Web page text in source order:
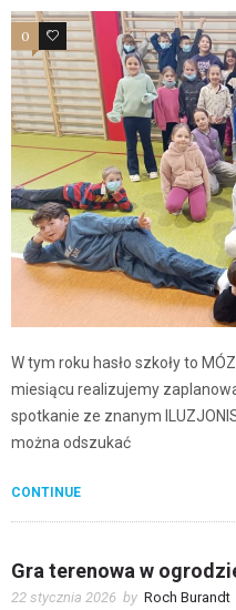
0 0
W tym roku hasło szkoły to
miesiącu realizujemy
spotkanie ze znanym
można odszukać
CONTINUE
Gra terenowa w
22 stycznia 2026 by Roch Burandt